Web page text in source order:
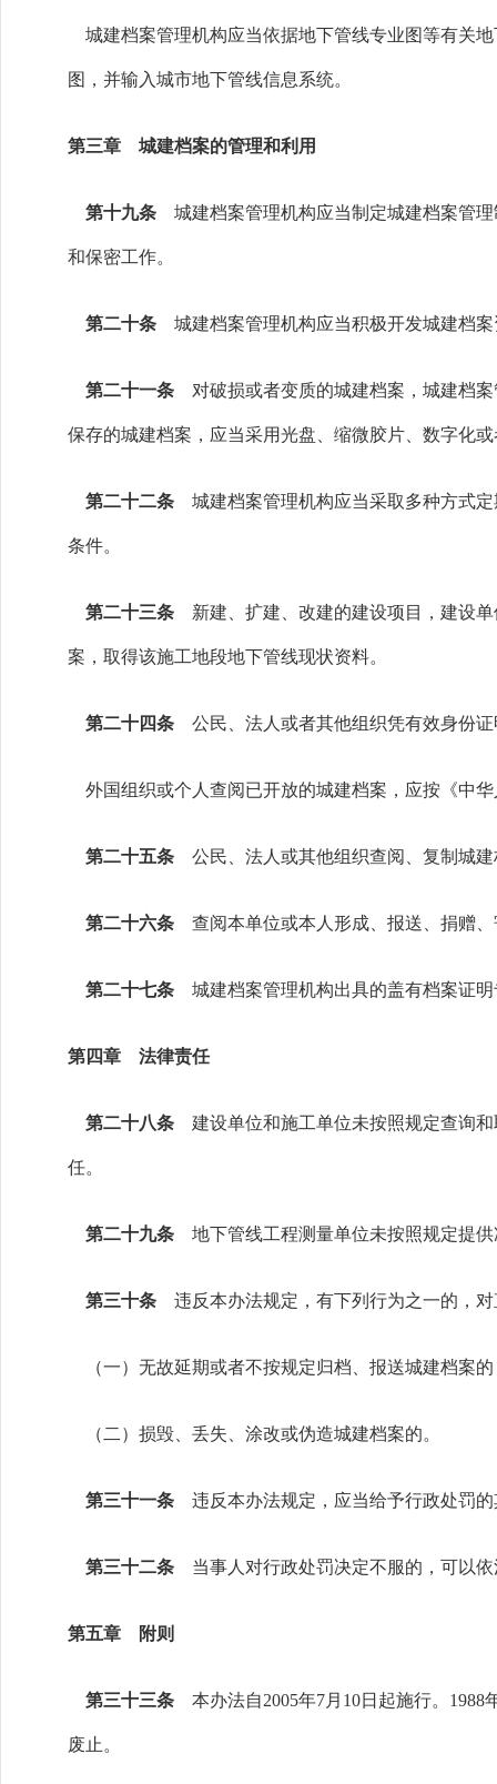
城建档案管理机构应当依据地下管线专业图等有关
图，并输入城市地下管线信息系统。
第三章 城建档案的管理和利用
第十九条 城建档案管理机构应当制定城建档案管
和保密工作。
第二十条 城建档案管理机构应当积极开发城建档
第二十一条 对破损或者变质的城建档案，城建档
保存的城建档案，应当采用光盘、缩微胶片、数字化
第二十二条 城建档案管理机构应当采取多种方式
条件。
第二十三条 新建、扩建、改建的建设项目，建设
案，取得该施工地段地下管线现状资料。
第二十四条 公民、法人或者其他组织凭有效身份
外国组织或个人查阅已开放的城建档案，应按《中
第二十五条 公民、法人或其他组织查阅、复制城
第二十六条 查阅本单位或本人形成、报送、捐赠
第二十七条 城建档案管理机构出具的盖有档案证
第四章 法律责任
第二十八条 建设单位和施工单位未按照规定查询
任。
第二十九条 地下管线工程测量单位未按照规定提
第三十条 违反本办法规定，有下列行为之一的，
（一）无故延期或者不按规定归档、报送城建档案的
（二）损毁、丢失、涂改或伪造城建档案的。
第三十一条 违反本办法规定，应当给予行政处罚
第三十二条 当事人对行政处罚决定不服的，可以
第五章 附则
第三十三条 本办法自2005年7月10日起施行。
废止。